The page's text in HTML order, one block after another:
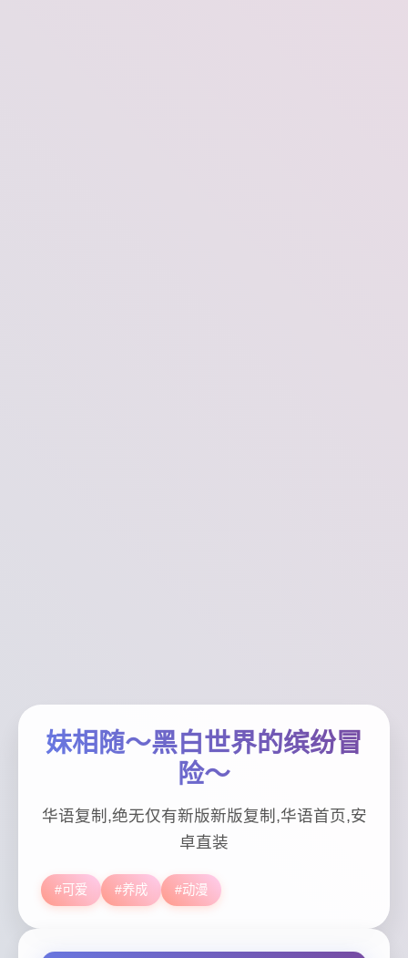
妹相随～黑白世界的缤纷冒
险～
华语复制,绝无仅有新版新版复制,华语首页,安
卓直装
#可爱 #养成 #动漫